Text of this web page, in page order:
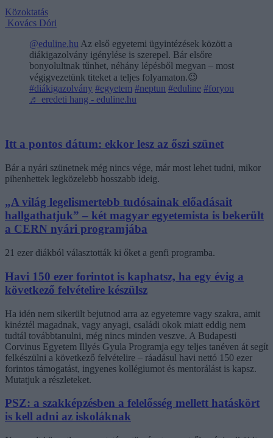
Közoktatás
Kovács Dóri
@eduline.hu Az első egyetemi ügyintézések között a
diákigazolvány igénylése is szerepel. Bár elsőre
bonyolultnak tűnhet, néhány lépésből megvan – most
végigvezetünk titeket a teljes folyamaton.😉
#diákigazolvány #egyetem #neptun #eduline #foryou
♬ eredeti hang - eduline.hu
Itt a pontos dátum: ekkor lesz az őszi szünet
Bár a nyári szünetnek még nincs vége, már most lehet tudni, mikor
pihenhettek legközelebb hosszabb ideig.
„A világ legelismertebb tudósainak előadásait
hallgathatjuk” – két magyar egyetemista is bekerült
a CERN nyári programjába
21 ezer diákból választották ki őket a genfi programba.
Havi 150 ezer forintot is kaphatsz, ha egy évig a
következő felvételire készülsz
Ha idén nem sikerült bejutnod arra az egyetemre vagy szakra, amit
kinéztél magadnak, vagy anyagi, családi okok miatt eddig nem
tudtál továbbtanulni, még nincs minden veszve. A Budapesti
Corvinus Egyetem Illyés Gyula Programja egy teljes tanéven át segít
felkészülni a következő felvételire – ráadásul havi nettó 150 ezer
forintos támogatást, ingyenes kollégiumot és mentorálást is kapsz.
Mutatjuk a részleteket.
PSZ: a szakképzésben a felelősség mellett hatáskört
is kell adni az iskoláknak